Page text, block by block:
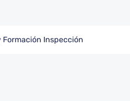
Formación Inspección